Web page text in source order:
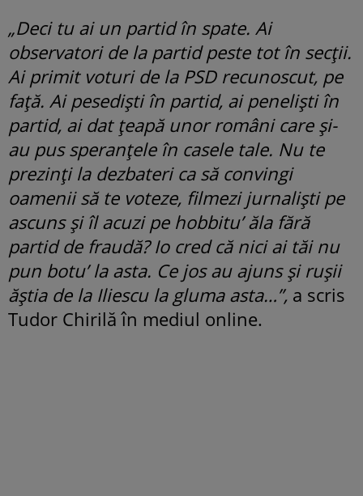
„Deci tu ai un partid în spate. Ai
observatori de la partid peste tot în secții.
Ai primit voturi de la PSD recunoscut, pe
față. Ai pesediști în partid, ai peneliști în
partid, ai dat țeapă unor români care și-
au pus speranțele în casele tale. Nu te
prezinți la dezbateri ca să convingi
oamenii să te voteze, filmezi jurnaliști pe
ascuns și îl acuzi pe hobbitu’ ăla fără
partid de fraudă? Io cred că nici ai tăi nu
pun botu’ la asta. Ce jos au ajuns și rușii
ăștia de la Iliescu la gluma asta…”, a scris
Tudor Chirilă în mediul online.